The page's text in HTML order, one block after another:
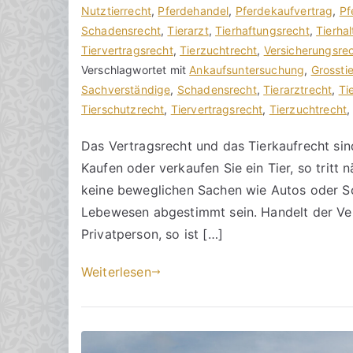
n
h
o
r
a
k
e
c
h
t
s
n
ä
i
t
r
a
g
v
r
ö
f
f
e
t
i
Nutztierrecht, Pferdehandel, Pferdekaufvertrag,
Schadensrecht,Tierarzt,Tierhaftungsrecht,
Tiervertragsrecht,Tierzuchtrecht,
Verschlagwortet mit Ankaufsuntersuchung,
Sachverständige, Schadensrecht,Tierarztrecht,
Tierschutzrecht, Tiervertragsrecht, Tierzuchtrecht,
i
n
e
K
o
m
e
n
t
a
r
zu
beachten
Das Vertragsrecht und das Tierkaufrecht
Kaufen oder verkaufen Sie ein Tier, so tritt
keine beweglichen Sachen wie Autos oder
Lebewesen abgestimmt sein. Handelt der
Privatperson, so ist […]
Weiterlesen